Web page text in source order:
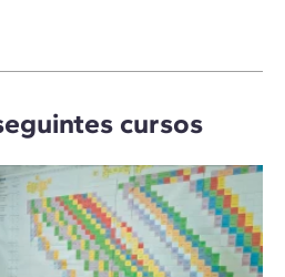
cursos